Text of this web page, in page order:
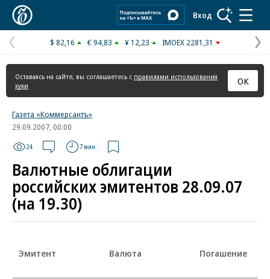
Вход
Предыдущая
страница
$ 82,16 € 94,83 ¥ 12,23 IMOEX 2281,31
Оставаясь на сайте, вы соглашаетесь с правилами использования
куки
ОК
Газета «Коммерсантъ»
29.09.2007, 00:00
24 7 мин.
Валютные облигации
российских эмитентов 28.09.07
(на 19.30)
Эмитент Валюта Погашение